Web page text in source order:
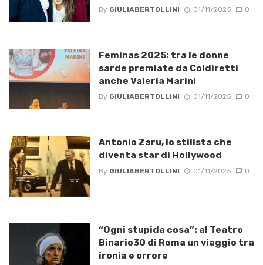
By GIULIABERTOLLINI 01/11/2025 0
Feminas 2025: tra le donne
sarde premiate da Coldiretti
anche Valeria Marini
By GIULIABERTOLLINI 01/11/2025 0
Antonio Zaru, lo stilista che
diventa star di Hollywood
By GIULIABERTOLLINI 01/11/2025 0
“Ogni stupida cosa”: al Teatro
Binario30 di Roma un viaggio tra
ironia e orrore